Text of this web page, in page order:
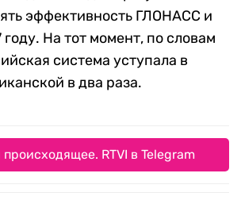
эффективность ГЛОНАСС и
году. На тот момент, по словам
система уступала в
в два раза.
RTVI в Telegram